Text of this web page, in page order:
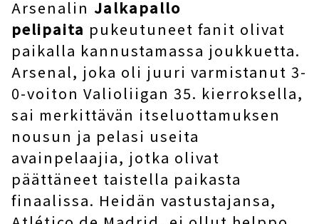
Arsenalin Jalkapallo
pelipaita pukeutuneet fanit olivat
paikalla kannustamassa joukkuetta.
Arsenal, joka oli juuri varmistanut 3-
0-voiton Valioliigan 35. kierroksella,
sai merkittävän itseluottamuksen
nousun ja pelasi useita
avainpelaajia, jotka olivat
päättäneet taistella paikasta
finaalissa. Heidän vastustajansa,